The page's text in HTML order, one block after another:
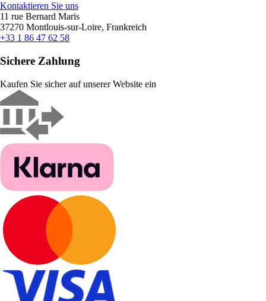
Kontaktieren Sie uns
11 rue Bernard Maris
37270 Montlouis-sur-Loire, Frankreich
+33 1 86 47 62 58
Sichere Zahlung
Kaufen Sie sicher auf unserer Website ein